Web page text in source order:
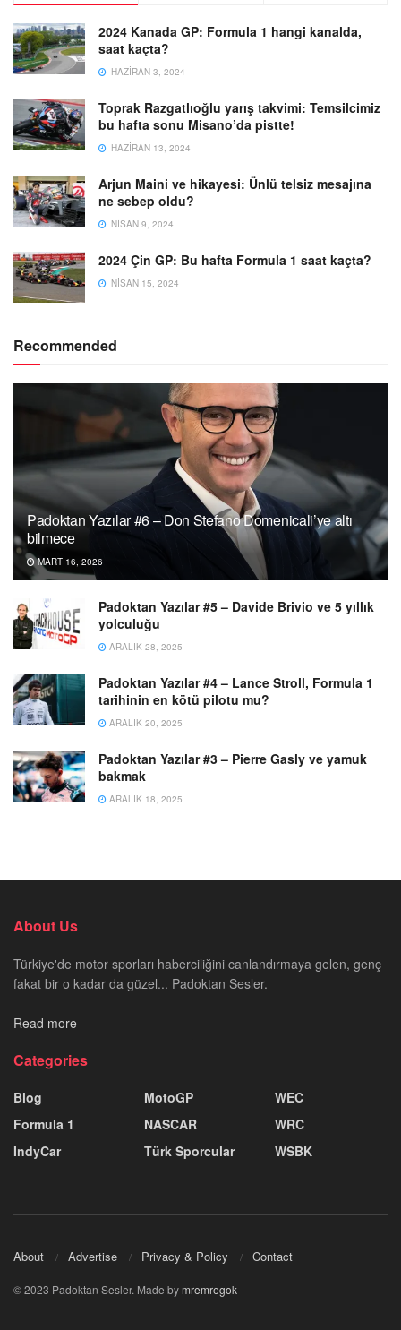
2024 Kanada GP: Formula 1 hangi kanalda,
saat kaçta?
HAZIRAN 3, 2024
Toprak Razgatlıoğlu yarış takvimi: Temsilcimiz
bu hafta sonu Misano’da pistte!
HAZIRAN 13, 2024
Arjun Maini ve hikayesi: Ünlü telsiz mesajına
ne sebep oldu?
NISAN 9, 2024
2024 Çin GP: Bu hafta Formula 1 saat kaçta?
NISAN 15, 2024
Recommended
Padoktan Yazılar #6 – Don Stefano Domenicali’ye altı
bilmece
MART 16, 2026
Padoktan Yazılar #5 – Davide Brivio ve 5 yıllık
yolculuğu
ARALIK 28, 2025
Padoktan Yazılar #4 – Lance Stroll, Formula 1
tarihinin en kötü pilotu mu?
ARALIK 20, 2025
Padoktan Yazılar #3 – Pierre Gasly ve yamuk
bakmak
ARALIK 18, 2025
About Us
Türkiye'de motor sporları haberciliğini canlandırmaya gelen, genç
fakat bir o kadar da güzel... Padoktan Sesler.
Read more
Categories
Blog
Formula 1
IndyCar
MotoGP
NASCAR
Türk Sporcular
WEC
WRC
WSBK
About Advertise Privacy & Policy Contact
© 2023 Padoktan Sesler. Made bymremregok